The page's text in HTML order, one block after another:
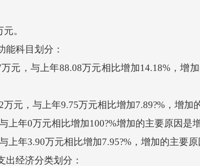
。
科目划分：
，与上年88.08万元相比增加14.18%，增
，与上年9.75万元相比增加7.89?%，增加
年0万元相比增加100?%增加的主要原因是
年3.90万元相比增加7.95?%，增加的主要原
经济分类划分：